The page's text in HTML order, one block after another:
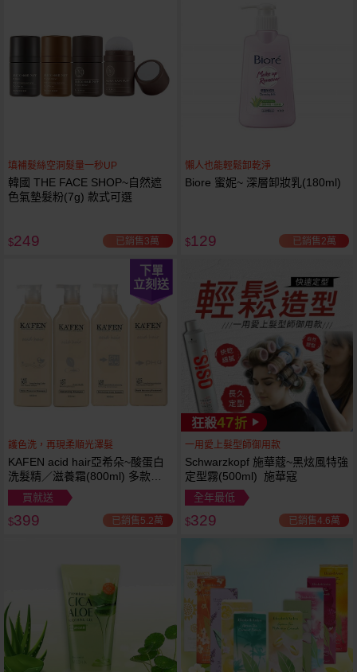
填補髮絲空洞髮量一秒UP
韓國 THE FACE SHOP~自然遮
色氣墊髮粉(7g) 款式可選
$249 已銷售3萬
懶人也能輕鬆卸乾淨
Biore 蜜妮~ 深層卸妝乳(180ml)
$129 已銷售2萬
下單
立刻送
護色洗，再現柔順光澤髮
KAFEN acid hair亞希朵~酸蛋白
洗髮精／滋養霜(800ml) 多款可
選
買就送
$399 已銷售5.2萬
狂殺47折
一用愛上髮型師御用款
Schwarzkopf 施華蔻~黑炫風特強
定型霧(500ml) 施華寇
全年最低
$329 已銷售4.6萬